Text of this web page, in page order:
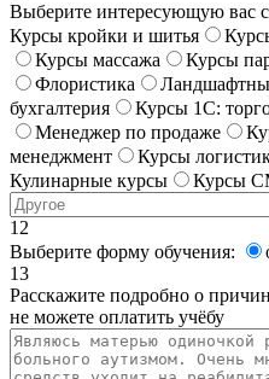
Выберите интересующую вас
Курсы кройки и шитья
Курсы массажа
Курсы
Флористика
бухгалтерия
Курсы 1С:
Менеджер по продаже
менеджмент
Курсы
Кулинарные курсы
Курсы
12
Выберите форму обучения:
13
Расскажите подробно о
не можете оплатить учёбу